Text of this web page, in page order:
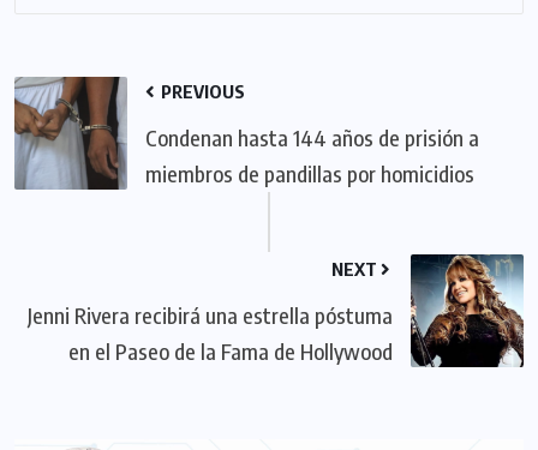
PREVIOUS
Condenan hasta 144 años de prisión a
miembros de pandillas por homicidios
NEXT
Jenni Rivera recibirá una estrella póstuma
en el Paseo de la Fama de Hollywood